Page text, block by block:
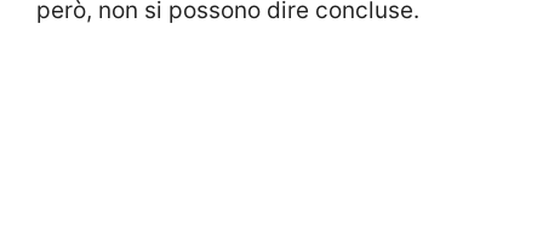
però, non si possono dire concluse.